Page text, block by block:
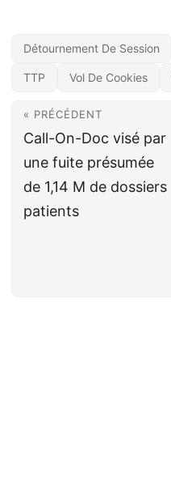
Détournement De Session
TTP Vol De Cookies
« PRÉCÉDENT
Call-On-Doc visé par
une fuite présumée
de 1,14 M de dossiers
patients